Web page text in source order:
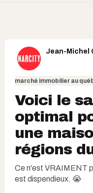
Jean-Michel
marché immobilier au
Voici le
optimal
une
régions
Ce n'est VRAIMENT
est dispendieux. 😭